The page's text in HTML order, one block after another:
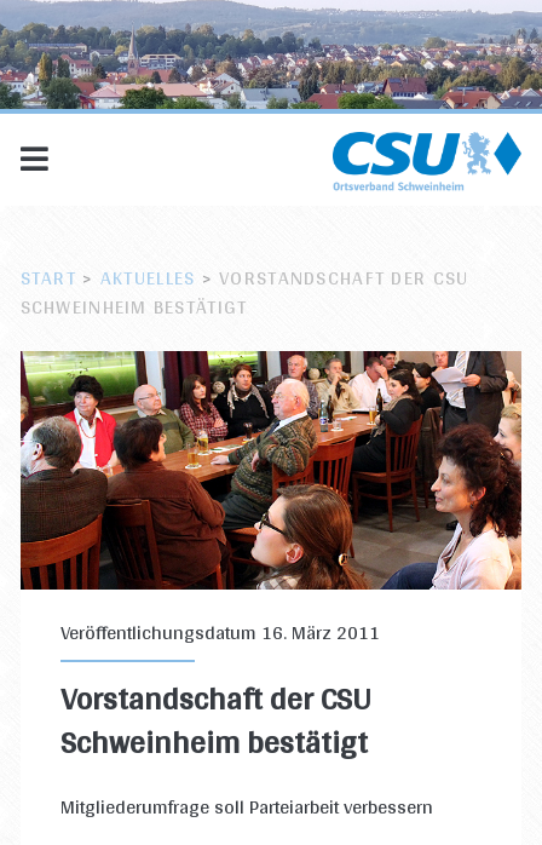
START > AKTUELLES >VORSTANDSCHAFT DER CSU
SCHWEINHEIM BESTÄTIGT
Veröffentlichungsdatum 16. März 2011
Vorstandschaft der CSU
Schweinheim bestätigt
Mitgliederumfrage soll Parteiarbeit verbessern